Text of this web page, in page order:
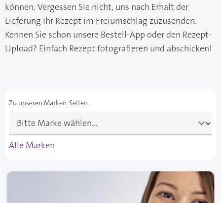
können. Vergessen Sie nicht, uns nach Erhalt der
Lieferung Ihr Rezept im Freiumschlag zuzusenden.
Kennen Sie schon unsere Bestell-App oder den Rezept-
Upload? Einfach Rezept fotografieren und abschicken!
Zu unseren Marken-Seiten
Alle Marken